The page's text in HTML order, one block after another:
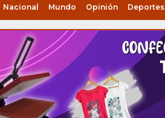
Nacional Mundo Opinión Deportes